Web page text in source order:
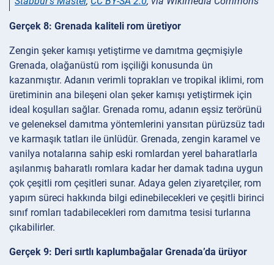
Gerçek 8: Grenada kaliteli rom üretiyor
Zengin şeker kamışı yetiştirme ve damıtma geçmişiyle
Grenada, olağanüstü rom işçiliği konusunda ün
kazanmıştır. Adanın verimli toprakları ve tropikal iklimi, rom
üretiminin ana bileşeni olan şeker kamışı yetiştirmek için
ideal koşulları sağlar. Grenada romu, adanın eşsiz terörünü
ve geleneksel damıtma yöntemlerini yansıtan pürüzsüz tadı
ve karmaşık tatları ile ünlüdür. Grenada, zengin karamel ve
vanilya notalarına sahip eski romlardan yerel baharatlarla
aşılanmış baharatlı romlara kadar her damak tadına uygun
çok çeşitli rom çeşitleri sunar. Adaya gelen ziyaretçiler, rom
yapım süreci hakkında bilgi edinebilecekleri ve çeşitli birinci
sınıf romları tadabilecekleri rom damıtma tesisi turlarına
çıkabilirler.
Gerçek 9: Deri sırtlı kaplumbağalar Grenada’da ürüyor